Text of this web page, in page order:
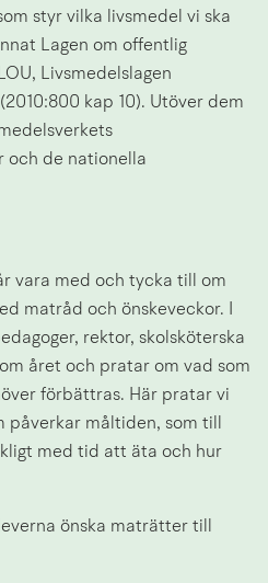
styr vilka livsmedel vi ska
Lagen om offentlig
Livsmedelslagen
kap 10). Utöver dem
och de nationella
vara med och tycka till om
matråd och önskeveckor. I
rektor, skolsköterska
året och pratar om vad som
förbättras. Här pratar vi
påverkar måltiden, som till
med tid att äta och hur
önska maträtter till